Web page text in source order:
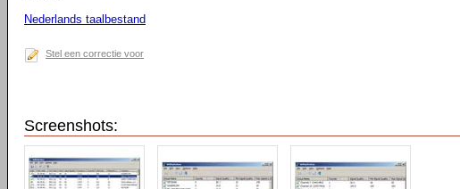
Nederlands taalbestand
Stel een correctie voor
Screenshots: